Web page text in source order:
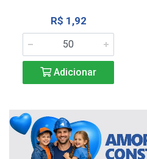
R$ 1,92
Adicionar